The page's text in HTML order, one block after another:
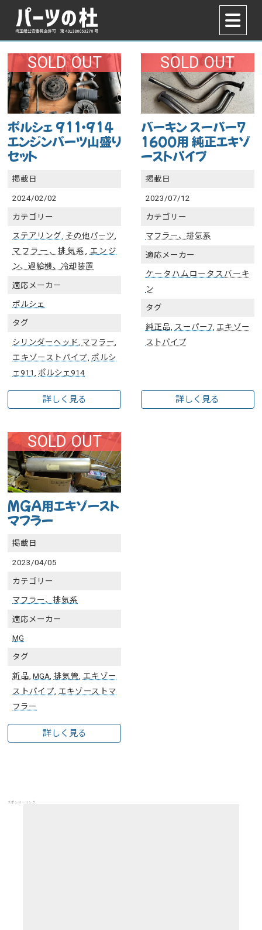
SOLD OUT
ポルシェ 911・914
エンジンパーツ山盛り
セット
掲載日
2024/02/02
カテゴリー
ステアリング, その他パーツ,
マフラー、排気系, エンジ
ン、過給機、冷却装置
適応メーカー
ポルシェ
タグ
シリンダーヘッド マフラー
エキゾーストパイプ ポルシ
ェ911
ポルシェ914
詳しく見る
SOLD OUT
バーキン スーパー7
1600用 純正エキゾ
ーストパイプ
掲載日
2023/07/12
カテゴリー
マフラー、排気系
適応メーカー
ケータハム ロータス バーキ
ン
タグ
純正品 スーパー7 エキゾー
ストパイプ
詳しく見る
SOLD OUT
MGA用エキゾースト
マフラー
掲載日
2023/04/05
カテゴリー
マフラー、排気系
適応メーカー
MG
タグ
新品 ,MGA 排気管 エキゾー
ストパイプ エキゾーストマ
フラー
詳しく見る
スポンサーリンク